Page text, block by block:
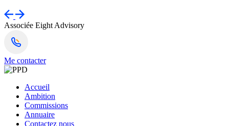
Associée Eight Advisory
Me contacter
Accueil
Ambition
Commissions
Annuaire
Contactez nous